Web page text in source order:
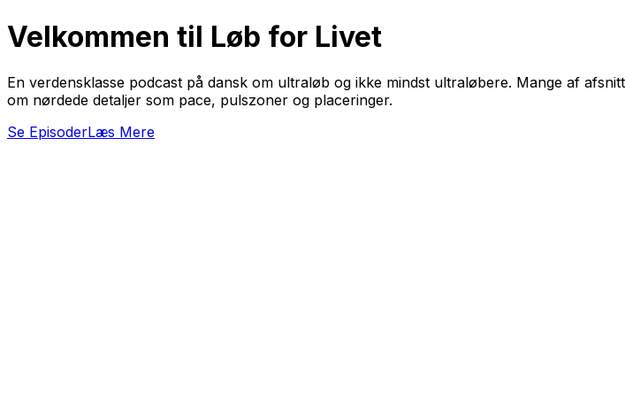
Velkommen til Løb for Livet
En verdensklasse podcast på dansk om ultraløb og ikke mindst ultraløbere. Mange af
om nørdede detaljer som pace, pulszoner og placeringer.
Se EpisoderLæs Mere